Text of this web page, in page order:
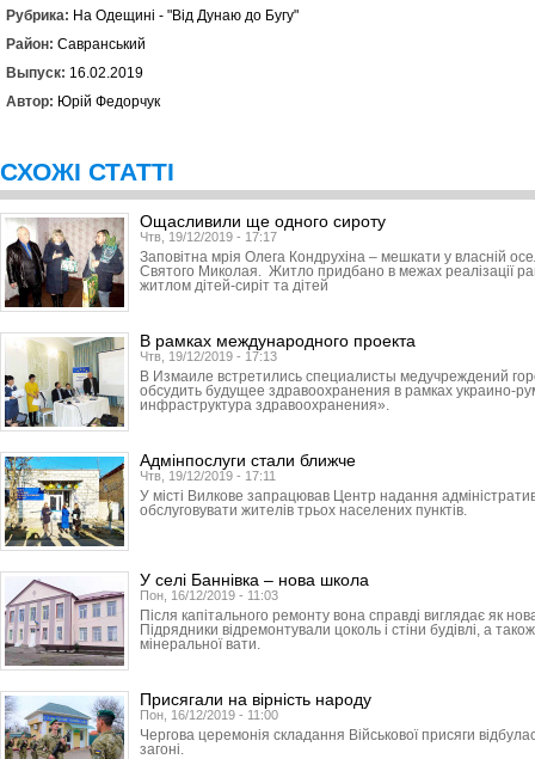
Рубрика: На Одещині - "Від Дунаю до Бугу"
Район: Савранський
Выпуск: 16.02.2019
Автор: Юрій Федорчук
СХОЖІ СТАТТІ
Ощасливили ще одного сироту
Чтв, 19/12/2019 - 17:17
Заповітна мрія Олега Кондрухіна – мешкати у власній
Святого Миколая. Житло придбано в межах реалізації
житлом дітей-сиріт та дітей
В рамках международного проекта
Чтв, 19/12/2019 - 17:13
В Измаиле встретились специалисты медучреждений
обсудить будущее здравоохранения в рамках украино-
инфраструктура здравоохранения».
Адмінпослуги стали ближче
Чтв, 19/12/2019 - 17:11
У місті Вилкове запрацював Центр надання
обслуговувати жителів трьох населених пунктів.
У селі Баннівка – нова школа
Пон, 16/12/2019 - 11:03
Після капітального ремонту вона справді виглядає як
Підрядники відремонтували цоколь і стіни будівлі, а
мінеральної вати.
Присягали на вірність народу
Пон, 16/12/2019 - 11:00
Чергова церемонія складання Військової присяги
загоні.